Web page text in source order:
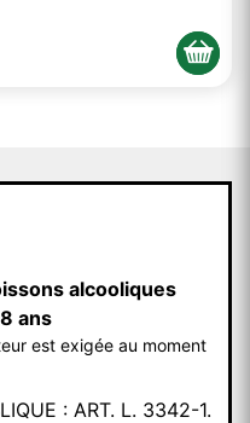
alcooliques
ans
est exigée au moment
: ART. L. 3342-1.